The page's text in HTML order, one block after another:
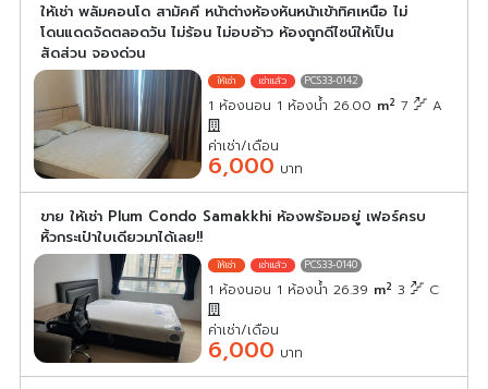
ให้เช่า พลัมคอนโด สามัคคี หน้าต่างห้องหันหน้าเข้าทิศเหนือ ไม่
โดนแดดจัดตลอดวัน ไม่ร้อน ไม่อบอ้าว ห้องถูกดีไซน์ให้เป็น
สัดส่วน จองด่วน
PCS33-0142
1 ห้องนอน 1 ห้องน้ำ 26.00 m2 7 A
ค่าเช่า/เดือน
6,000 บาท
ขาย ให้เช่า Plum Condo Samakkhi ห้องพร้อมอยู่ เฟอร์ครบ
หิ้วกระเป๋าใบเดียวมาได้เลย!!
PCS33-0140
1 ห้องนอน 1 ห้องน้ำ 26.39 m2 3 C
ค่าเช่า/เดือน
6,000 บาท